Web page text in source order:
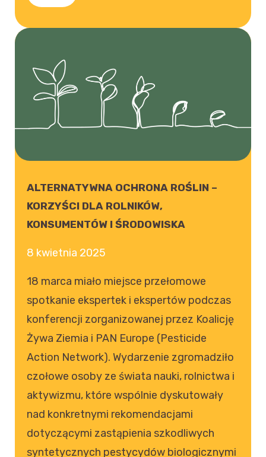
ALTERNATYWNA OCHRONA ROŚLIN –
KORZYŚCI DLA ROLNIKÓW,
KONSUMENTÓW I ŚRODOWISKA
8 kwietnia 2025
18 marca miało miejsce przełomowe
spotkanie ekspertek i ekspertów podczas
konferencji zorganizowanej przez Koalicję
Żywa Ziemia i PAN Europe (Pesticide
Action Network). Wydarzenie zgromadziło
czołowe osoby ze świata nauki, rolnictwa i
aktywizmu, które wspólnie dyskutowały
nad konkretnymi rekomendacjami
dotyczącymi zastąpienia szkodliwych
syntetycznych pestycydów biologicznymi